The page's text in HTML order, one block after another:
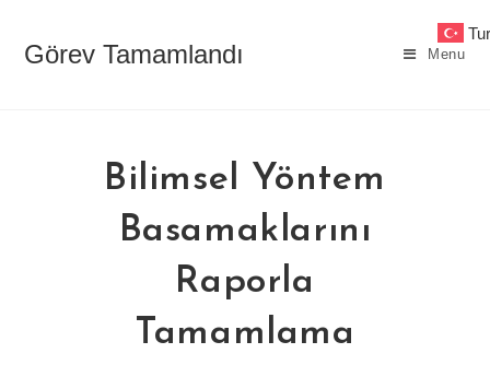
contentGörev Tamamlandı Menu
Bilimsel Yöntem
Basamaklarını
Raporla
Tamamlama